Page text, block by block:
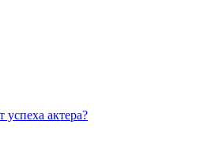
актера?